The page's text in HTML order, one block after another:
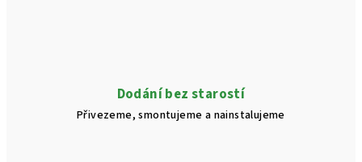
í
p
r
Dodání bez starostí
Přivezeme, smontujeme a nainstalujeme